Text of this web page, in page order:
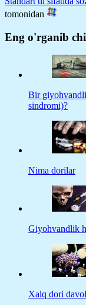
tomonidan
Eng o'rganib
Bir
sindromi)?
Nima dorilar
Giyohvandlik
Xalq dori